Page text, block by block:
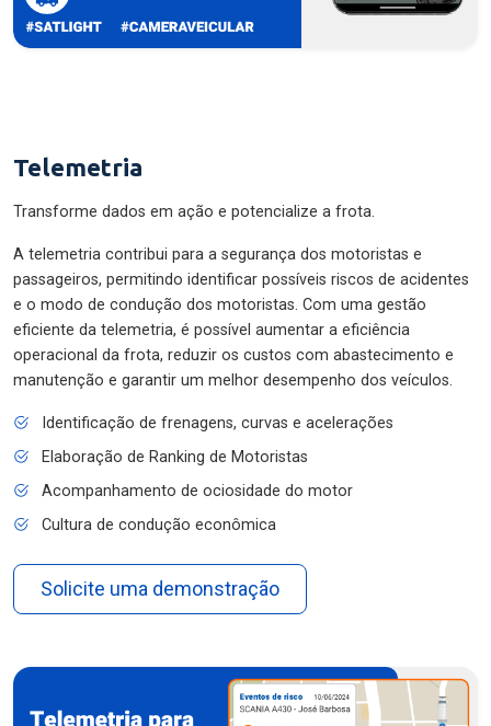
Telemetria
Transforme dados em ação e potencialize a frota.
A telemetria contribui para a segurança dos motoristas e
passageiros, permitindo identificar possíveis riscos de acidentes
e o modo de condução dos motoristas. Com uma gestão
eficiente da telemetria, é possível aumentar a eficiência
operacional da frota, reduzir os custos com abastecimento e
manutenção e garantir um melhor desempenho dos veículos.
Identificação de frenagens, curvas e acelerações
Elaboração de Ranking de Motoristas
Acompanhamento de ociosidade do motor
Cultura de condução econômica
Solicite uma demonstração